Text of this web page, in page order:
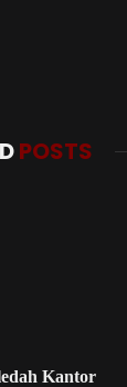
POSTS
Kantor